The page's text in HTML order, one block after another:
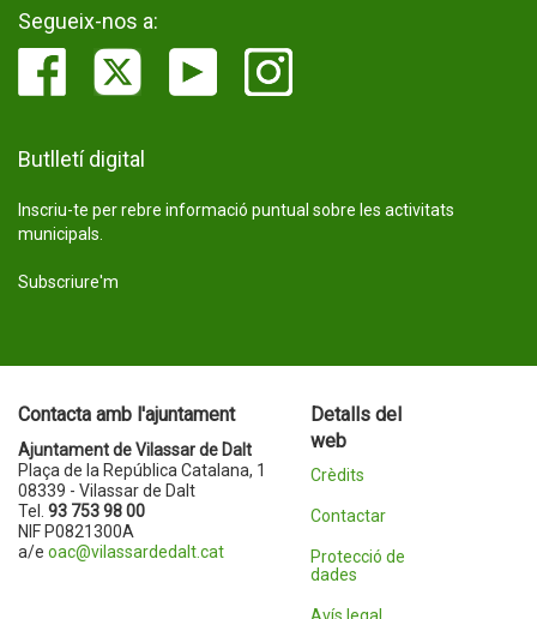
Segueix-nos a:
Butlletí digital
Inscriu-te per rebre informació puntual sobre les activitats
municipals.
Subscriure'm
Contacta amb l'ajuntament
Ajuntament de Vilassar de Dalt
Plaça de la República Catalana, 1
08339 - Vilassar de Dalt
Tel. 93 753 98 00
NIF P0821300A
a/e oac@vilassardedalt.cat
Detalls del
web
Crèdits
Contactar
Protecció de
dades